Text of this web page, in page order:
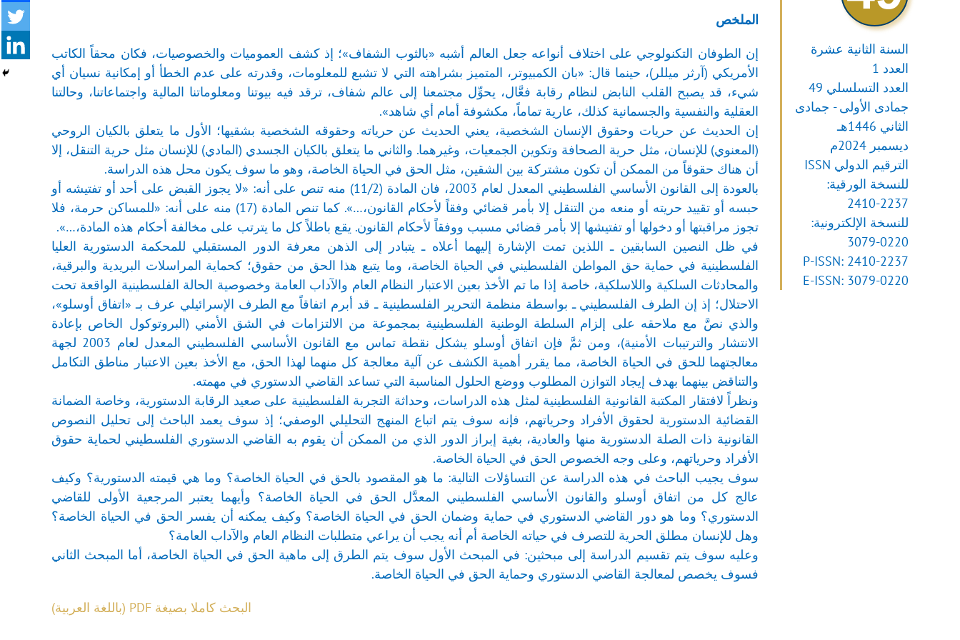
الملخص
إن الطوفان التكنولوجي على اختلاف أنواعه جعل العالم أشبه «بالثوب الشفاف»؛ إذ كشف العموميات والخصوصيات، فكان محقاً الكاتب
الأمريكي (آرثر ميللر)، حينما قال: «بان الكمبيوتر، المتميز بشراهته التي لا تشبع للمعلومات، وقدرته على عدم الخطأ أو إمكانية نسيان أي
شيء، قد يصبح القلب النابض لنظام رقابة فعَّال، يحوِّل مجتمعنا إلى عالم شفاف، ترقد فيه بيوتنا ومعلوماتنا المالية واجتماعاتنا، وحالتنا
العقلية والنفسية والجسمانية كذلك، عارية تماماً، مكشوفة أمام أي شاهد».
إن الحديث عن حريات وحقوق الإنسان الشخصية، يعني الحديث عن حرياته وحقوقه الشخصية بشقيها؛ الأول ما يتعلق بالكيان الروحي
(المعنوي) للإنسان، مثل حرية الصحافة وتكوين الجمعيات، وغيرهما. والثاني ما يتعلق بالكيان الجسدي (المادي) للإنسان مثل حرية التنقل، إلا
أن هناك حقوقاً من الممكن أن تكون مشتركة بين الشقين، مثل الحق في الحياة الخاصة، وهو ما سوف يكون محل هذه الدراسة.
بالعودة إلى القانون الأساسي الفلسطيني المعدل لعام 2003، فان المادة (11/2) منه تنص على أنه: «لا يجوز القبض على أحد أو تفتيشه أو
حبسه أو تقييد حريته أو منعه من التنقل إلا بأمر قضائي وفقاً لأحكام القانون،…». كما تنص المادة (17) منه على أنه: «للمساكن حرمة، فلا
تجوز مراقبتها أو دخولها أو تفتيشها إلا بأمر قضائي مسبب ووفقاً لأحكام القانون. يقع باطلاً كل ما يترتب على مخالفة أحكام هذه المادة،…».
في ظل النصين السابقين ـ اللذين تمت الإشارة إليهما أعلاه ـ يتبادر إلى الذهن معرفة الدور المستقبلي للمحكمة الدستورية العليا
الفلسطينية في حماية حق المواطن الفلسطيني في الحياة الخاصة، وما يتبع هذا الحق من حقوق؛ كحماية المراسلات البريدية والبرقية،
والمحادثات السلكية واللاسلكية، خاصة إذا ما تم الأخذ بعين الاعتبار النظام العام والآداب العامة وخصوصية الحالة الفلسطينية الواقعة تحت
الاحتلال؛ إذ إن الطرف الفلسطيني ـ بواسطة منظمة التحرير الفلسطينية ـ قد أبرم اتفاقاً مع الطرف الإسرائيلي عرف بـ «اتفاق أوسلو»،
والذي نصَّ مع ملاحقه على إلزام السلطة الوطنية الفلسطينية بمجموعة من الالتزامات في الشق الأمني (البروتوكول الخاص بإعادة
الانتشار والترتيبات الأمنية)، ومن ثمَّ فإن اتفاق أوسلو يشكل نقطة تماس مع القانون الأساسي الفلسطيني المعدل لعام 2003 لجهة
معالجتهما للحق في الحياة الخاصة، مما يقرر أهمية الكشف عن آلية معالجة كل منهما لهذا الحق، مع الأخذ بعين الاعتبار مناطق التكامل
والتناقض بينهما بهدف إيجاد التوازن المطلوب ووضع الحلول المناسبة التي تساعد القاضي الدستوري في مهمته.
ونظراً لافتقار المكتبة القانونية الفلسطينية لمثل هذه الدراسات، وحداثة التجربة الفلسطينية على صعيد الرقابة الدستورية، وخاصة الضمانة
القضائية الدستورية لحقوق الأفراد وحرياتهم، فإنه سوف يتم اتباع المنهج التحليلي الوصفي؛ إذ سوف يعمد الباحث إلى تحليل النصوص
القانونية ذات الصلة الدستورية منها والعادية، بغية إبراز الدور الذي من الممكن أن يقوم به القاضي الدستوري الفلسطيني لحماية حقوق
الأفراد وحرياتهم، وعلى وجه الخصوص الحق في الحياة الخاصة.
سوف يجيب الباحث في هذه الدراسة عن التساؤلات التالية: ما هو المقصود بالحق في الحياة الخاصة؟ وما هي قيمته الدستورية؟ وكيف
عالج كل من اتفاق أوسلو والقانون الأساسي الفلسطيني المعدَّل الحق في الحياة الخاصة؟ وأيهما يعتبر المرجعية الأولى للقاضي
الدستوري؟ وما هو دور القاضي الدستوري في حماية وضمان الحق في الحياة الخاصة؟ وكيف يمكنه أن يفسر الحق في الحياة الخاصة؟
وهل للإنسان مطلق الحرية للتصرف في حياته الخاصة أم أنه يجب أن يراعي متطلبات النظام العام والآداب العامة؟
وعليه سوف يتم تقسيم الدراسة إلى مبحثين: في المبحث الأول سوف يتم الطرق إلى ماهية الحق في الحياة الخاصة، أما المبحث الثاني
فسوف يخصص لمعالجة القاضي الدستوري وحماية الحق في الحياة الخاصة.
البحث كاملا بصيغة PDF (باللغة العربية)
السنة الثانية عشرة
العدد 1
العدد التسلسلي 49
جمادى الأولى - جمادى
الثاني 1446هـ
ديسمبر 2024م
الترقيم الدولي ISSN
للنسخة الورقية:
2410-2237
للنسخة الإلكترونية:
3079-0220
P-ISSN: 2410-2237
E-ISSN: 3079-0220